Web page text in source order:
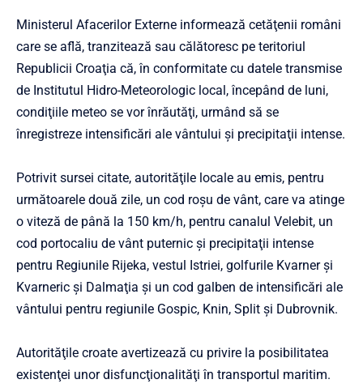
Ministerul Afacerilor Externe informează cetăţenii români
care se află, tranzitează sau călătoresc pe teritoriul
Republicii Croaţia că, în conformitate cu datele transmise
de Institutul Hidro-Meteorologic local, începând de luni,
condiţiile meteo se vor înrăutăţi, urmând să se
înregistreze intensificări ale vântului şi precipitaţii intense.
Potrivit sursei citate, autorităţile locale au emis, pentru
următoarele două zile, un cod roşu de vânt, care va atinge
o viteză de până la 150 km/h, pentru canalul Velebit, un
cod portocaliu de vânt puternic şi precipitaţii intense
pentru Regiunile Rijeka, vestul Istriei, golfurile Kvarner şi
Kvarneric şi Dalmaţia şi un cod galben de intensificări ale
vântului pentru regiunile Gospic, Knin, Split şi Dubrovnik.
Autorităţile croate avertizează cu privire la posibilitatea
existenţei unor disfuncţionalităţi în transportul maritim.